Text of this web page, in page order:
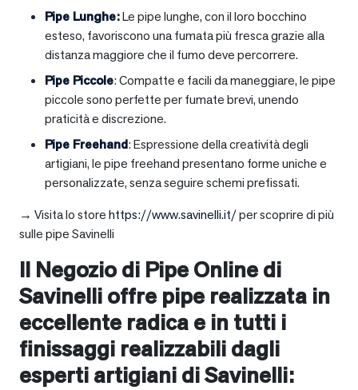
Pipe Lunghe:Le pipe lunghe, con il loro bocchino
esteso, favoriscono una fumata più fresca grazie alla
distanza maggiore che il fumo deve percorrere.
Pipe Piccole: Compatte e facili da maneggiare, le pipe
piccole sono perfette per fumate brevi, unendo
praticità e discrezione.
Pipe Freehand: Espressione della creatività degli
artigiani, le pipe freehand presentano forme uniche e
personalizzate, senza seguire schemi prefissati.
→ Visita lo storehttps://www.savinelli.it/per scoprire di più
sulle pipe Savinelli
Il Negozio di Pipe Online di
Savinelli offre pipe realizzata in
eccellente radica e in tutti i
finissaggi realizzabili dagli
esperti artigiani di Savinelli: